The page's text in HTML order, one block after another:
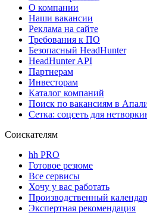
О компании
Наши вакансии
Реклама на сайте
Требования к ПО
Безопасный HeadHunter
HeadHunter API
Партнерам
Инвесторам
Каталог компаний
Поиск по вакансиям в
Сетка: соцсеть для
Соискателям
hh PRO
Готовое резюме
Все сервисы
Хочу у вас работать
Производственный
Экспертная рекомендация